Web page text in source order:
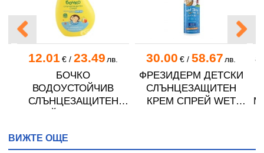
12.01 €/ 23.49 лв.
БОЧКО
ВОДОУСТОЙЧИВ
СЛЪНЦЕЗАЩИТЕН
30.00 €/ 58.67 лв.
ФРЕЗИДЕРМ ДЕТСКИ
СЛЪНЦЕЗАЩИТЕН
КРЕМ СПРЕЙ WET
ВИЖТЕ ОЩЕ